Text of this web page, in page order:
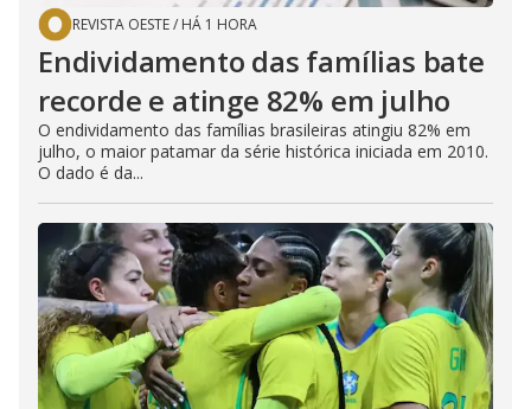
REVISTA OESTE/ HÁ 1 HORA
Endividamento das famílias bate
recorde e atinge 82% em julho
O endividamento das famílias brasileiras atingiu 82% em
julho, o maior patamar da série histórica iniciada em 2010.
O dado é da...